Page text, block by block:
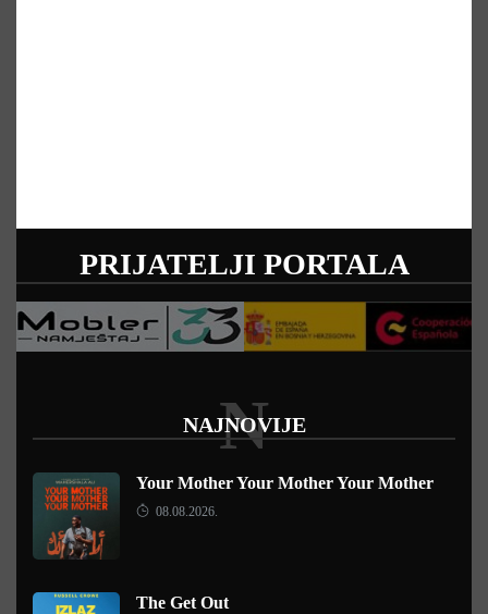
PRIJATELJI PORTALA
NAJNOVIJE
N
Your Mother Your Mother Your Mother
08.08.2026.
The Get Out